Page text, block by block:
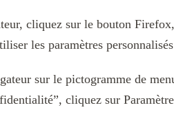
cliquez sur le bouton
les paramètres
sur le pictogramme de
cliquez sur